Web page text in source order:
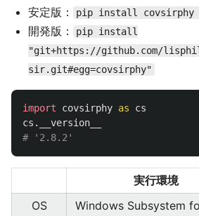
安定版： pip install covsirphy
開発版：
pip install
"git+https://github.com/
sir.git#egg=covsirphy"
import covsirphy as
cs
cs .
__version__
実行環境
OS
Windows Subsystem